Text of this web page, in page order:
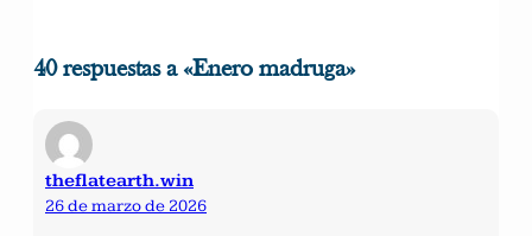
40 respuestas a «Enero madruga»
theflatearth.win
26 de marzo de 2026